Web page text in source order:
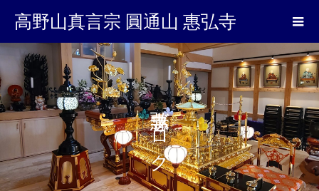
高野山真言宗 圓通山 惠弘寺
惠弘寺ブログ